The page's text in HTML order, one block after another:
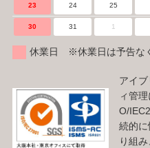
23 24 25
30 31 1
休業日 ※休業日は予告な
アイ
ィ管
O/
続的に
り組